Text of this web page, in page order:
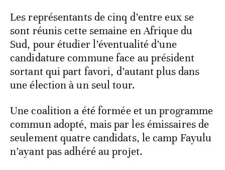
Les représentants de cinq d’entre eux se
sont réunis cette semaine en Afrique du
Sud, pour étudier l’éventualité d’une
candidature commune face au président
sortant qui part favori, d’autant plus dans
une élection à un seul tour.
Une coalition a été formée et un programme
commun adopté, mais par les émissaires de
seulement quatre candidats, le camp Fayulu
n’ayant pas adhéré au projet.